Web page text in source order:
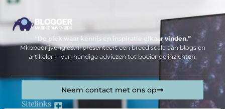
“De plek waar kennis en inspiratie elkaar vinden.”
Mkbbedrijvengids.nl presenteert een breed scala aan blogs en
artikelen – van handige adviezen tot boeiende inzichten.
Sitelinks
Neem contact met ons op